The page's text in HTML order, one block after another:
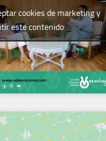
cookies de marketing y
este contenido